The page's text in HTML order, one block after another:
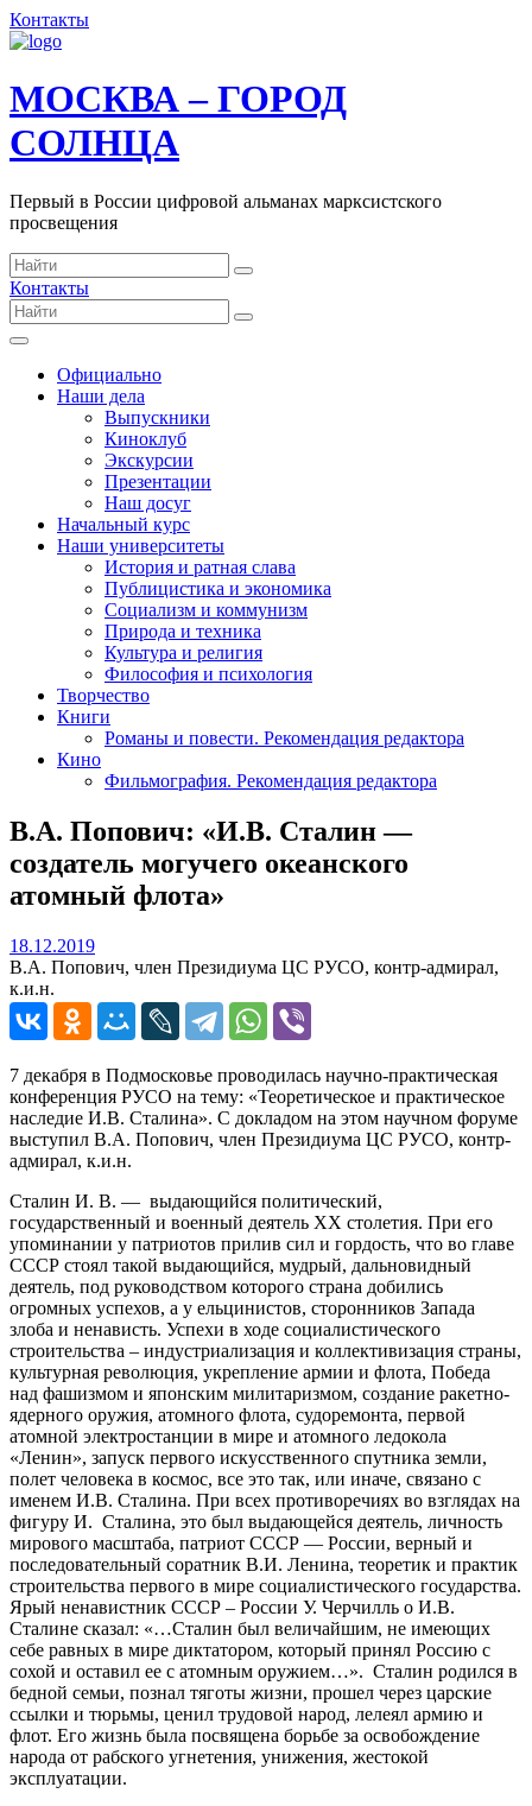
Контакты
МОСКВА – ГОРОД
СОЛНЦА
Первый в России цифровой альманах марксистского
просвещения
Контакты
Официально
Наши дела
Выпускники
Киноклуб
Экскурсии
Презентации
Наш досуг
Начальный курс
Наши университеты
История и ратная слава
Публицистика и экономика
Социализм и коммунизм
Природа и техника
Культура и религия
Философия и психология
Творчество
Книги
Романы и повести. Рекомендация редактора
Кино
Фильмография. Рекомендация редактора
В.А. Попович: «И.В. Сталин —
создатель могучего океанского
атомный флота»
18.12.201918.12.2019
В.А. Попович, член Президиума ЦС РУСО, контр-адмирал,
к.и.н.
7 декабря в Подмосковье проводилась научно-практическая
конференция РУСО на тему: «Теоретическое и практическое
наследие И.В. Сталина». С докладом на этом научном форуме
выступил В.А. Попович, член Президиума ЦС РУСО, контр-
адмирал, к.и.н.
Сталин И. В. — выдающийся политический,
государственный и военный деятель ХХ столетия. При его
упоминании у патриотов прилив сил и гордость, что во главе
СССР стоял такой выдающийся, мудрый, дальновидный
деятель, под руководством которого страна добились
огромных успехов, а у ельцинистов, сторонников Запада
злоба и ненависть. Успехи в ходе социалистического
строительства – индустриализация и коллективизация страны,
культурная революция, укрепление армии и флота, Победа
над фашизмом и японским милитаризмом, создание ракетно-
ядерного оружия, атомного флота, судоремонта, первой
атомной электростанции в мире и атомного ледокола
«Ленин», запуск первого искусственного спутника земли,
полет человека в космос, все это так, или иначе, связано с
именем И.В. Сталина. При всех противоречиях во взглядах на
фигуру И. Сталина, это был выдающейся деятель, личность
мирового масштаба, патриот СССР — России, верный и
последовательный соратник В.И. Ленина, теоретик и практик
строительства первого в мире социалистического государства.
Ярый ненавистник СССР – России У. Черчилль о И.В.
Сталине сказал: «…Сталин был величайшим, не имеющих
себе равных в мире диктатором, который принял Россию с
сохой и оставил ее с атомным оружием…». Сталин родился в
бедной семьи, познал тяготы жизни, прошел через царские
ссылки и тюрьмы, ценил трудовой народ, лелеял армию и
флот. Его жизнь была посвящена борьбе за освобождение
народа от рабского угнетения, унижения, жестокой
эксплуатации.